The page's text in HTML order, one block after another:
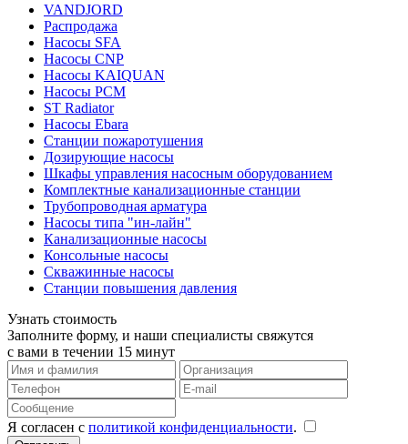
VANDJORD
Распродажа
Насосы SFA
Насосы CNP
Насосы KAIQUAN
Насосы PCM
ST Radiator
Насосы Ebara
Станции пожаротушения
Дозирующие насосы
Шкафы управления насосным оборудованием
Комплектные канализационные станции
Трубопроводная арматура
Насосы типа "ин-лайн"
Канализационные насосы
Консольные насосы
Скважинные насосы
Станции повышения давления
Узнать стоимость
Заполните форму, и наши специалисты свяжутся
с вами в течении 15 минут
Я согласен с политикой конфиденциальности.